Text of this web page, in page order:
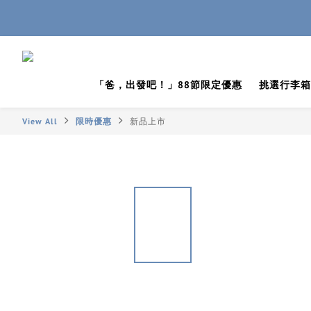
「爸，出發吧！」88節限定優惠 挑選行李箱
View All 限時優惠 新品上市